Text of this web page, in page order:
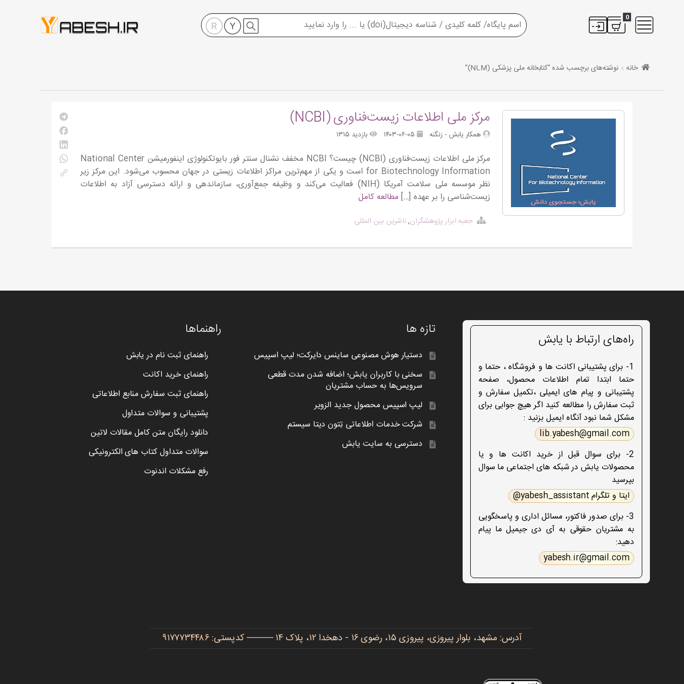
0
خانه نوشته‌های برچسب شده “کتابخانه ملی پزشکی (NLM)”
مرکز ملی اطلاعات زیست‌فناوری (NCBI)
همکار یابش - زنگنه بازدید ۱۳۱۵
مرکز ملی اطلاعات زیست‌فناوری (NCBI) چیست؟ NCBI مخفف نشنال سنتر فور بایوتکنولوژی اینفورمیشن National Center
for Biotechnology Information است و یکی از مهم‌ترین مراکز اطلاعات زیستی در جهان محسوب می‌شود. این مرکز زیر
نظر موسسه ملی سلامت آمریکا (NIH) فعالیت می‌کند و وظیفه جمع‌آوری، سازماندهی و ارائه دسترسی آزاد به اطلاعات
زیست‌شناسی را بر عهده […]مطالعه کامل
جعبه ابزار پژوهشگران,ناشرین بین المللی
راه‌های ارتباط با یابش
1- برای پشتیبانی اکانت ها و فروشگاه ، حتما و
حتما ابتدا تمام اطلاعات محصول، صفحه
پشتیبانی و پیام های ایمیلی ،تکمیل سفارش و
ثبت سفارش را مطالعه کنید اگر هیچ جوابی برای
مشکل شما نبود آنگاه ایمیل بزنید :
lib.yabesh@gmail.com
2- برای سوال قبل از خرید اکانت ها و یا
محصولات یابش در شبکه های اجتماعی ما سوال
بپرسید
ایتا و تلگرام yabesh_assistant@
3- برای صدور فاکتور، مسائل اداری و پاسخگویی
به مشتریان حقوقی به آی دی جیمیل ما پیام
دهید:
yabesh.ir@gmail.com
تازه ها
دستیار هوش مصنوعی ساینس دایرکت؛ لیپ اسپیس
سخنی با کاربران یابش؛ اضافه شدن مدت قطعی
سرویس‌ها به حساب مشتریان
لیپ اسپیس محصول جدید الزویر
شرکت خدمات اطلاعاتی تِتون دیتا سیستم
دسترسی به سایت یابش
راهنماها
راهنمای ثبت نام در یابش
راهنمای خرید اکانت
راهنمای ثبت سفارش منابع اطلاعاتی
پشتیبانی و سوالات متداول
دانلود رایگان متن کامل مقالات لاتین
سوالات متداول کتاب های الکترونیکی
رفع مشکلات اندنوت
آدرس: مشهد، بلوار پیروزی، پیروزی ۱۵، رضوی ۱۶ - دهخدا ۱۲، پلاک ۱۴ ──── کدپستی: ۹۱۷۷۷۳۴۴۸۶